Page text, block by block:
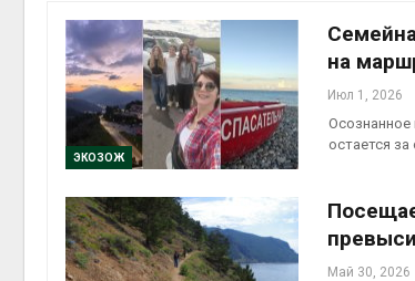
ЭКОЗОЖ
на
Июл 1, 2026
Осознанное
остается
Май 30, 2026